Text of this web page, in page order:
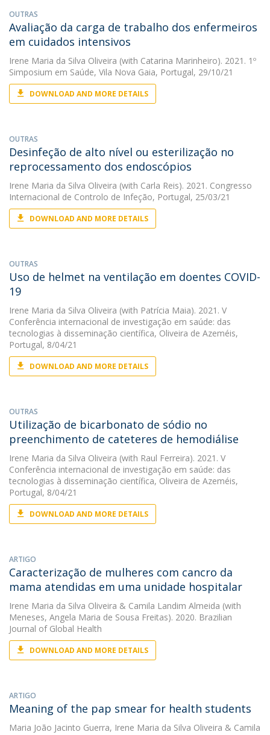
OUTRAS
Avaliação da carga de trabalho dos enfermeiros
em cuidados intensivos
Irene Maria da Silva Oliveira (with Catarina Marinheiro). 2021. 1º
Simposium em Saúde, Vila Nova Gaia, Portugal, 29/10/21
DOWNLOAD AND MORE DETAILS
OUTRAS
Desinfeção de alto nível ou esterilização no
reprocessamento dos endoscópios
Irene Maria da Silva Oliveira (with Carla Reis). 2021. Congresso
Internacional de Controlo de Infeção, Portugal, 25/03/21
DOWNLOAD AND MORE DETAILS
OUTRAS
Uso de helmet na ventilação em doentes COVID-
19
Irene Maria da Silva Oliveira (with Patrícia Maia). 2021. V
Conferência internacional de investigação em saúde: das
tecnologias à disseminação científica, Oliveira de Azeméis,
Portugal, 8/04/21
DOWNLOAD AND MORE DETAILS
OUTRAS
Utilização de bicarbonato de sódio no
preenchimento de cateteres de hemodiálise
Irene Maria da Silva Oliveira (with Raul Ferreira). 2021. V
Conferência internacional de investigação em saúde: das
tecnologias à disseminação científica, Oliveira de Azeméis,
Portugal, 8/04/21
DOWNLOAD AND MORE DETAILS
ARTIGO
Caracterização de mulheres com cancro da
mama atendidas em uma unidade hospitalar
Irene Maria da Silva Oliveira & Camila Landim Almeida (with
Meneses, Angela Maria de Sousa Freitas). 2020. Brazilian
Journal of Global Health
DOWNLOAD AND MORE DETAILS
ARTIGO
Meaning of the pap smear for health students
Maria João Jacinto Guerra, Irene Maria da Silva Oliveira & Camila